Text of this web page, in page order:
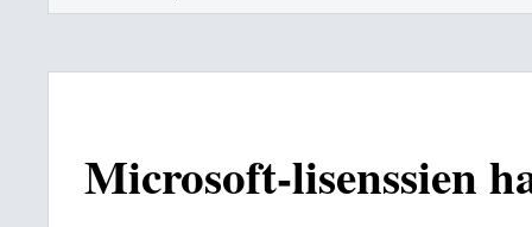
Microsoft-lisenssien